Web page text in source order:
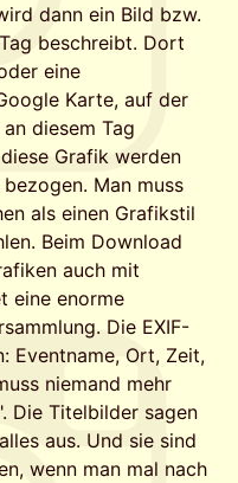
dann ein Bild bzw.
beschreibt. Dort
eine
Karte, auf der
diesem Tag
Grafik werden
Man muss
als einen Grafikstil
Beim Download
auch mit
eine enorme
Die EXIF-
Eventname, Ort, Zeit,
niemand mehr
Die Titelbilder sagen
aus. Und sie sind
wenn man mal nach